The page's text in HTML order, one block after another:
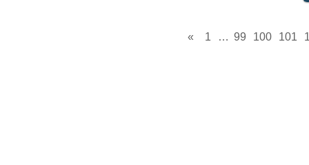
« 1 … 99 100 101